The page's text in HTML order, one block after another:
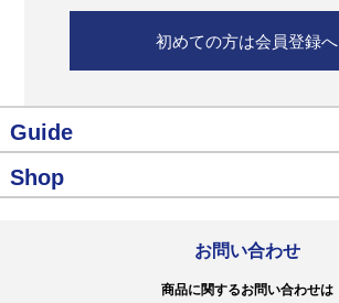
初めての方は会員登録へ
Guide
Shop
お問い合わせ
商品に関するお問い合わせは